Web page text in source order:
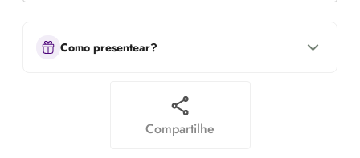
Como presentear?
Compartilhe